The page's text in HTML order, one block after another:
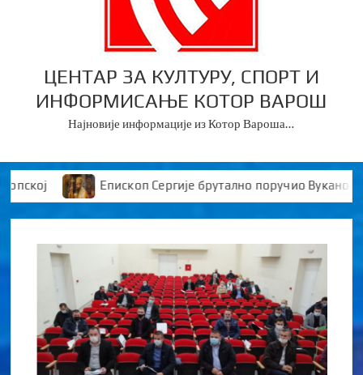
ЦЕНТАР ЗА КУЛТУРУ, СПОРТ И
ИНФОРМИСАЊЕ КОТОР ВАРОШ
Најновије информације из Котор Вароша…
Епископ Сергије брутално поручио Вукановићу “У